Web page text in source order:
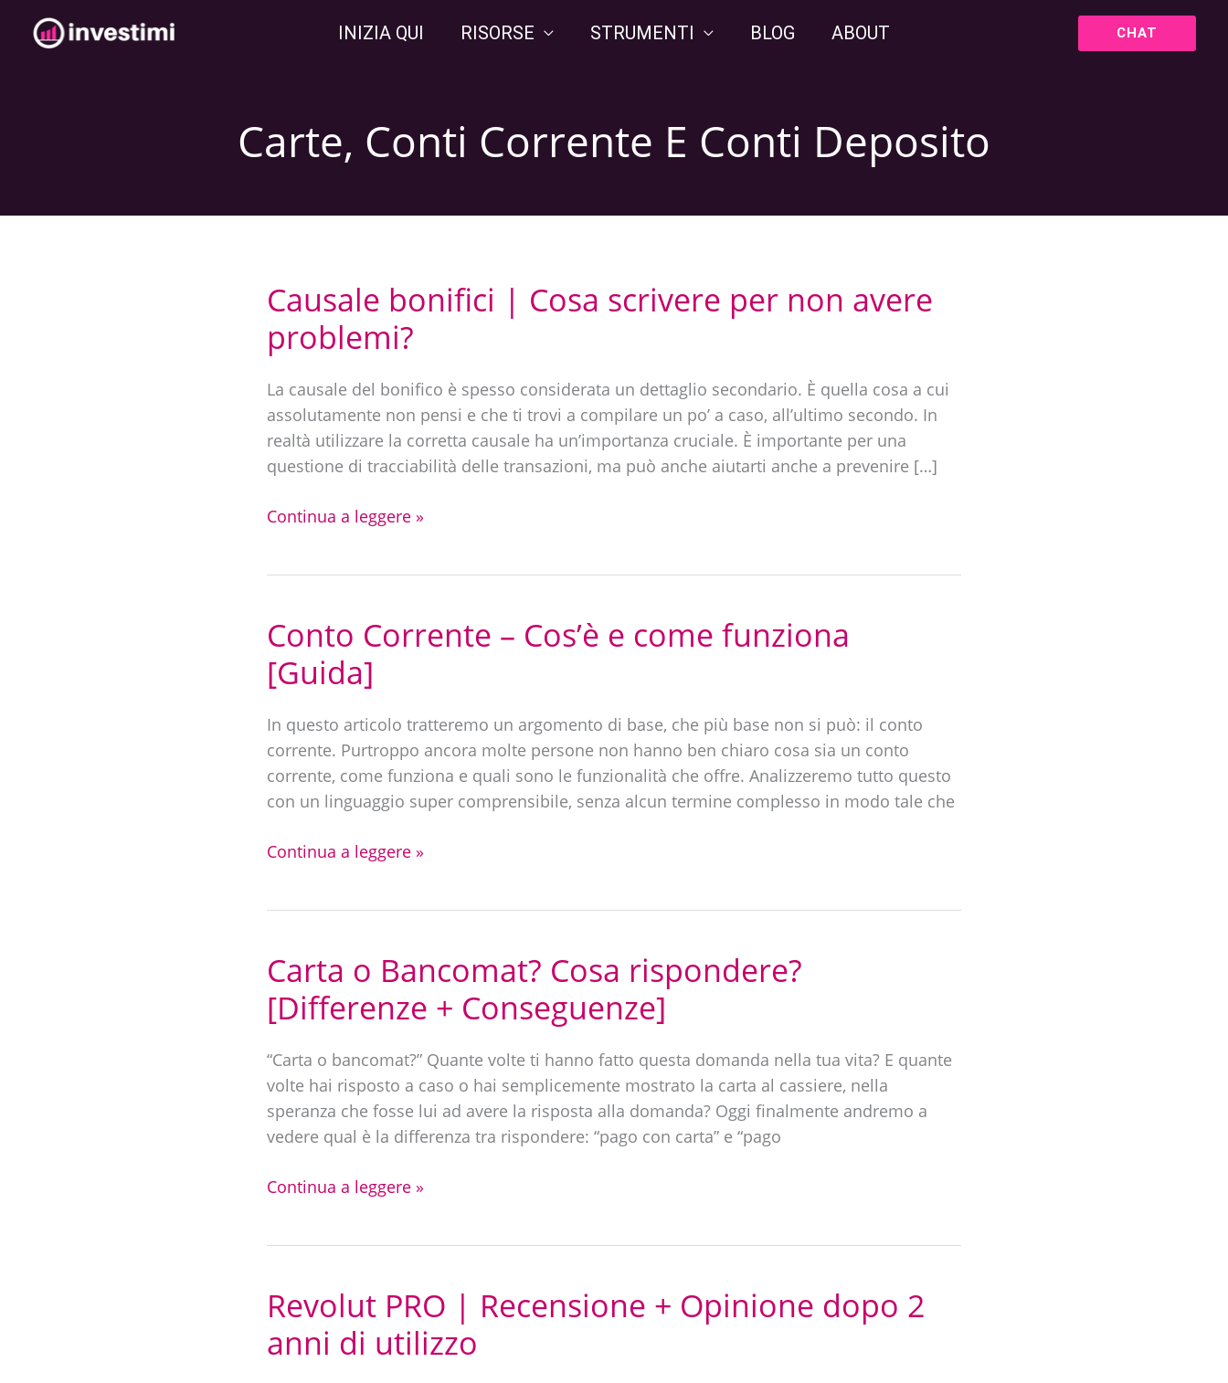
INIZIA QUI RISORSE STRUMENTI BLOG ABOUT CHAT
Carte, Conti Corrente E Conti Deposito
Causale bonifici | Cosa scrivere per non avere
problemi?
La causale del bonifico è spesso considerata un dettaglio secondario. È quella cosa a cui
assolutamente non pensi e che ti trovi a compilare un po’ a caso, all’ultimo secondo. In
realtà utilizzare la corretta causale ha un’importanza cruciale. È importante per una
questione di tracciabilità delle transazioni, ma può anche aiutarti anche a prevenire […]
Causale
|
scrivere
per
non
avere
Continua a leggere »
Conto Corrente – Cos’è e come funziona
[Guida]
In questo articolo tratteremo un argomento di base, che più base non si può: il conto
corrente. Purtroppo ancora molte persone non hanno ben chiaro cosa sia un conto
corrente, come funziona e quali sono le funzionalità che offre. Analizzeremo tutto questo
con un linguaggio super comprensibile, senza alcun termine complesso in modo tale che
Conto
e
come
funziona
[Guida]
Continua a leggere »
Carta o Bancomat? Cosa rispondere?
[Differenze + Conseguenze]
“Carta o bancomat?” Quante volte ti hanno fatto questa domanda nella tua vita? E quante
volte hai risposto a caso o hai semplicemente mostrato la carta al cassiere, nella
speranza che fosse lui ad avere la risposta alla domanda? Oggi finalmente andremo a
vedere qual è la differenza tra rispondere: “pago con carta” e “pago
Carta
Bancomat?
rispondere?
[Differenze
+
Conseguenze]
Continua a leggere »
Revolut PRO | Recensione + Opinione dopo 2
anni di utilizzo
Revolut
|